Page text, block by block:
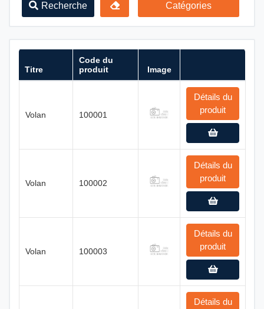
Recherche Catégories
Titre
Code du
produit
Image
Volan 100001
Détails du
produit
Volan 100002
Détails du
produit
Volan 100003
Détails du
produit
Détails du